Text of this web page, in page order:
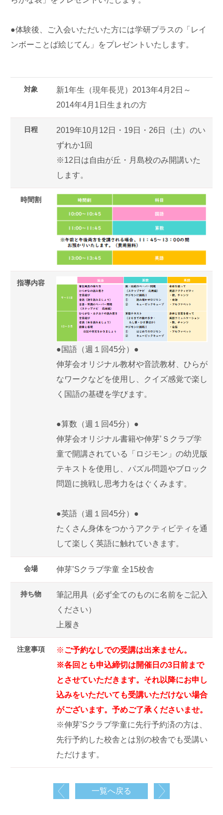
●体験後、ご入会いただいた方には学研プラスの「レイ
ンボーことば絵じてん」をプレゼントいたします。
対象
新1年生（現年長児）2013年4月2日～
2014年4月1日生まれの方
日程
2019年10月12日・19日・26日（土）のい
ずれか1回
※12日は自由が丘・月島校のみ開講いた
します。
時間割
指導内容
●国語（週１回45分）●
伸芽会オリジナル教材や音読教材、ひらが
なワークなどを使用し、クイズ感覚で楽し
く国語の基礎を学びます。
●算数（週１回45分）●
伸芽会オリジナル書籍や伸芽’Ｓクラブ学
童で開講されている「ロジモン」の幼児版
テキストを使用し、パズル問題やブロック
問題に挑戦し思考力をはぐくみます。
●英語（週１回45分）●
たくさん身体をつかうアクティビティを通
して楽しく英語に触れていきます。
会場 伸芽’Sクラブ学童 全15校舎
持ち物
筆記用具（必ず全てのものに名前をご記入
ください）
上履き
注意事項 ※ご予約なしでの受講は出来ません。
※各回とも申込締切は開催日の3日前まで
とさせていただきます。それ以降にお申し
込みをいただいても受講いただけない場合
がございます。予めご了承くださいませ。
※伸芽’Sクラブ学童に先行予約済の方は、
先行予約した校舎とは別の校舎でも受講い
ただけます。
一覧へ戻る